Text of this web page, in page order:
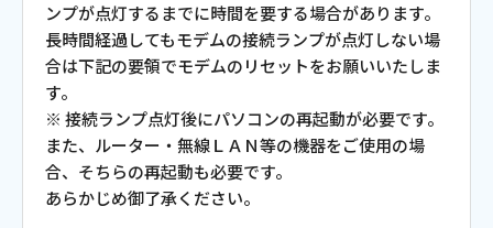
会社案内
お知らせ
サイトマップ
ウェブサイトのご利用について
ンプが点灯するまでに時間を要する場合があります。
長時間経過してもモデムの接続ランプが点灯しない場
合は下記の要領でモデムのリセットをお願いいたしま
す。
※ 接続ランプ点灯後にパソコンの再起動が必要です。
また、ルーター・無線ＬＡＮ等の機器をご使用の場
合、そちらの再起動も必要です。
あらかじめ御了承ください。